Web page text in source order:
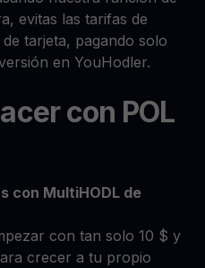
evitas las tarifas de
tarjeta, pagando solo
en YouHodler.
con POL
con MultiHODL de
con tan solo 10 $ y
crecer a tu propio